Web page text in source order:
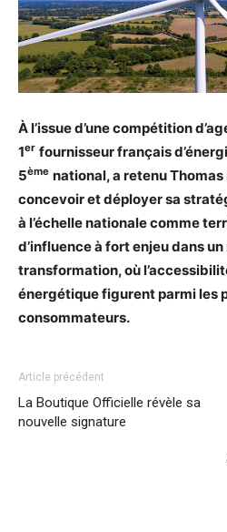
À l’issue d’une compétition
1er fournisseur français
5ème national, a retenu
concevoir et déployer sa
à l’échelle nationale comme
d’influence à fort enjeu dans
transformation, où
énergétique figurent parmi les
consommateurs.
Article précédent
La Boutique Officielle révèle sa
nouvelle signature